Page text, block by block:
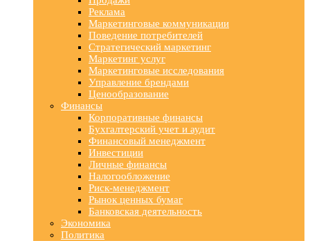
Реклама
Маркетинговые коммуникации
Поведение потребителей
Стратегический маркетинг
Маркетинг услуг
Маркетинговые исследования
Управление брендами
Ценообразование
Финансы
Корпоративные финансы
Бухгалтерский учет и аудит
Финансовый менеджмент
Инвестиции
Личные финансы
Налогообложение
Риск-менеджмент
Рынок ценных бумаг
Банковская деятельность
Экономика
Политика